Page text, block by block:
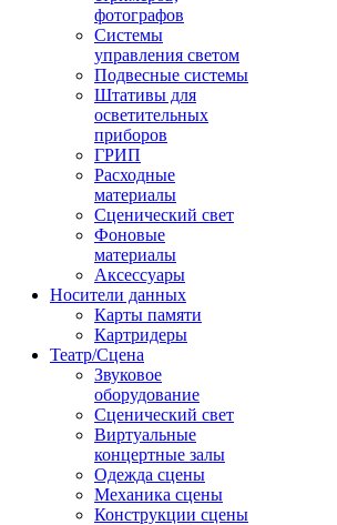
фотографов
Системы
управления светом
Подвесные системы
Штативы для
осветительных
приборов
ГРИП
Расходные
материалы
Сценический свет
Фоновые
материалы
Аксессуары
Носители данных
Карты памяти
Картридеры
Театр/Сцена
Звуковое
оборудование
Сценический свет
Виртуальные
концертные залы
Одежда сцены
Механика сцены
Конструкции сцены